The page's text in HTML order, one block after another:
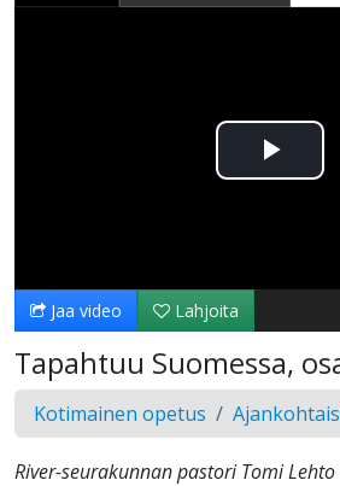
Jaa video Lahjoita
Tapahtuu Suomessa,
Kotimainen opetus
River-seurakunnan pastori Tomi